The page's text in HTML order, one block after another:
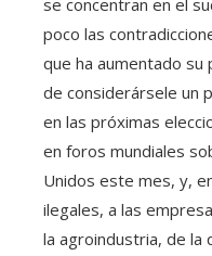
se concentran en el
poco las
que ha aumentado
de considerársele un
en las próximas
en foros mundiales
Unidos este mes, y,
ilegales, a las
la agroindustria, de la